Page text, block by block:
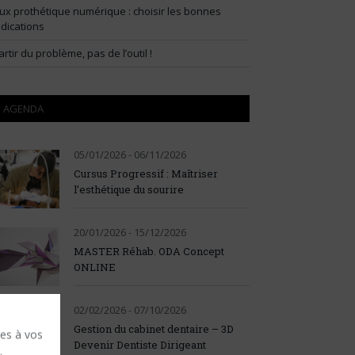
à vos
prothétique numérique : choisir les bonnes
du problème, pas de l’outil !
AGENDA
05/01/2026 - 06/11/2026
Cursus Progressif : Maîtriser
l’esthétique du sourire
20/01/2026 - 15/12/2026
MASTER Réhab. ODA Concept
ONLINE
02/02/2026 - 07/10/2026
Gestion du cabinet dentaire – 3D
Devenir Dentiste Dirigeant